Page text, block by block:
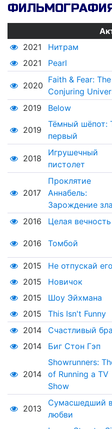
2021
Нитрам
2021
Pearl
2020
Faith & Fear: The
Conjuring
2019 Below
2019
Тёмный шёпот:
первый
2018
Игрушечный
пистолет
2017
Проклятие
Аннабель:
Зарождение зла
2016 Целая вечность
2016 Томбой
2015
Не отпускай его
2015
Новичок
2015
Шоу Эйхмана
2015
This Isn't Funny
2014
Счастливый
2014
Биг Стон Гэп
2014
Showrunners:
of Running a TV
Show
2013
Сумасшедший
любви